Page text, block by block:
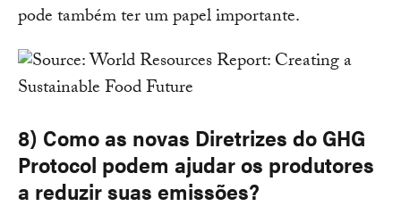
pode também ter um papel importante.
8) Como as novas Diretrizes do GHG
Protocol podem ajudar os produtores
a reduzir suas emissões?